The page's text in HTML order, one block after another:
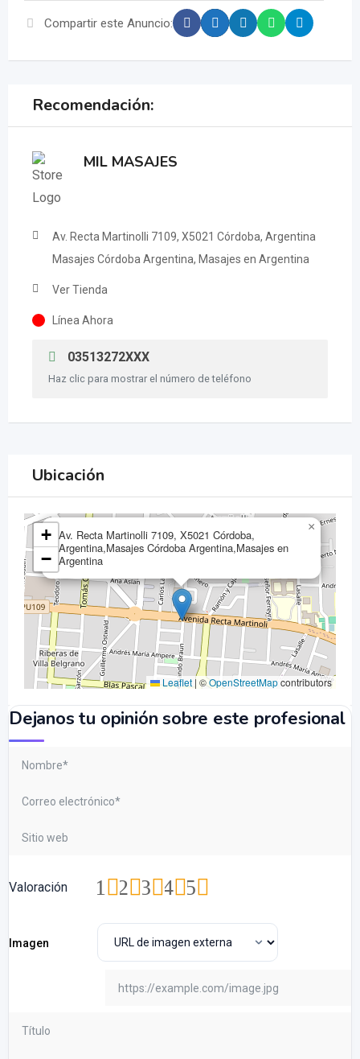
Compartir este Anuncio:
Recomendación:
MIL MASAJES
Av. Recta Martinolli 7109, X5021 Córdoba, Argentina
Masajes Córdoba Argentina, Masajes en Argentina
Ver Tienda
Línea Ahora
03513272XXX
Haz clic para mostrar el número de teléfono
Ubicación
Av. Recta Martinolli 7109, X5021 Córdoba,
Argentina,Masajes Córdoba Argentina,Masajes en
Argentina
×
+
−
Leaflet | ©OpenStreetMapcontributors
Dejanos tu opinión sobre este profesional
Valoración 5
4
3
2
1
Imagen